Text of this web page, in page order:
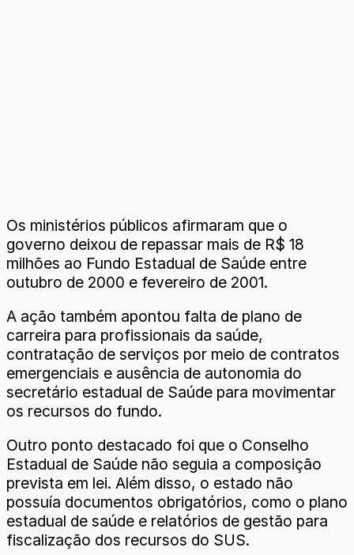
Os ministérios públicos afirmaram que o
governo deixou de repassar mais de R$ 18
milhões ao Fundo Estadual de Saúde entre
outubro de 2000 e fevereiro de 2001.
A ação também apontou falta de plano de
carreira para profissionais da saúde,
contratação de serviços por meio de contratos
emergenciais e ausência de autonomia do
secretário estadual de Saúde para movimentar
os recursos do fundo.
Outro ponto destacado foi que o Conselho
Estadual de Saúde não seguia a composição
prevista em lei. Além disso, o estado não
possuía documentos obrigatórios, como o plano
estadual de saúde e relatórios de gestão para
fiscalização dos recursos do SUS.